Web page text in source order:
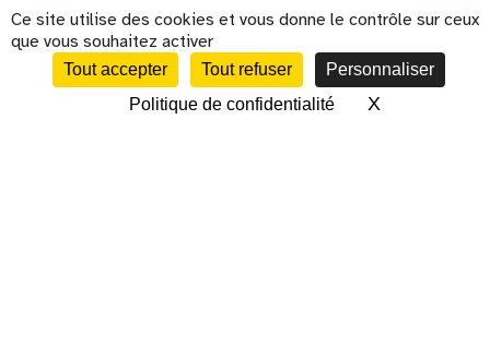
Ce site utilise des cookies et vous donne le contrôle sur ceux
que vous souhaitez activer
Tout accepter Tout refuser
Personnaliser
Politique de confidentialité
XMasquer le
CALENDRIER